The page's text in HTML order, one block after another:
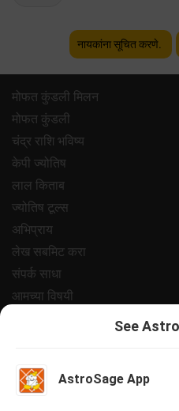
नायकांना सूचित करणे.
मोफत कुंडली मिलन
मोफत कुंडली
चंद्र राशि भविष्य
केपी ज्योतिष
लाल किताब
ज्योतिष टूल्स
अभिप्राय
लेख सबमिट करा
संपर्क साधा
आमच्या विषयी
सपोर्ट
See
AstroSage App